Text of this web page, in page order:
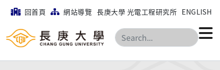
回首頁 網站導覽 長庚大學 光電工程研究所 ENGLISH
搜尋